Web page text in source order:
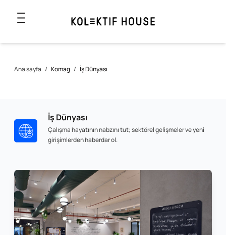
Ana sayfa / Komag / İş Dünyası
İş Dünyası
Çalışma hayatının nabzını tut; sektörel gelişmeler ve yeni
girişimlerden haberdar ol.